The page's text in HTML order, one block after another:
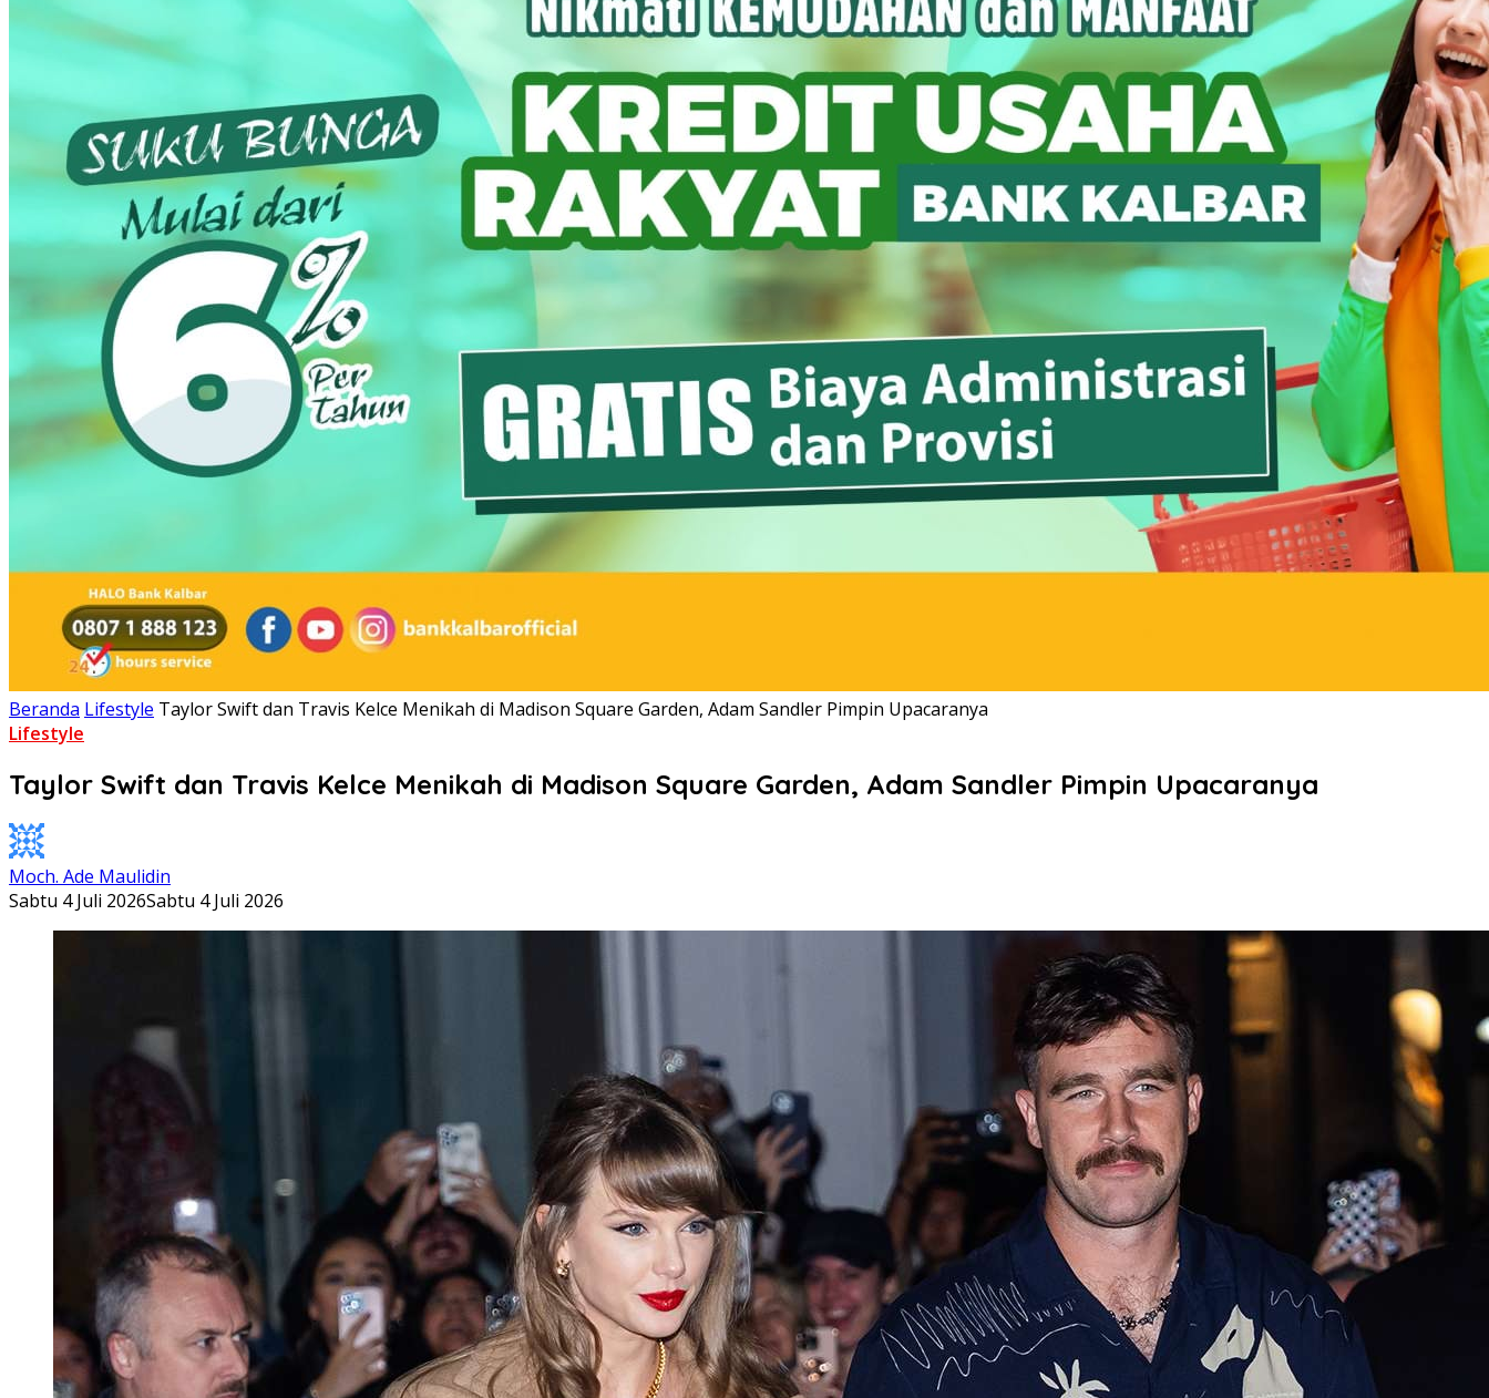
Beranda Lifestyle Taylor Swift dan Travis Kelce Menikah di Madison Square Garden, Adam Sandler Pimpin Upacaranya
Lifestyle
Taylor Swift dan Travis Kelce Menikah di Madison Square Garden, Adam Sandler Pimpin Upacaranya
Moch. Ade Maulidin
Sabtu 4 Juli 2026Sabtu 4 Juli 2026